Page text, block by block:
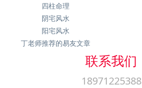
四柱命理
阴宅风水
阳宅风水
丁老师推荐的易友文章
联系我们
18971225388